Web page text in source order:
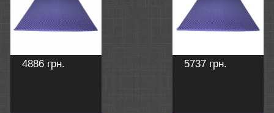
4886 грн. 5737 грн.